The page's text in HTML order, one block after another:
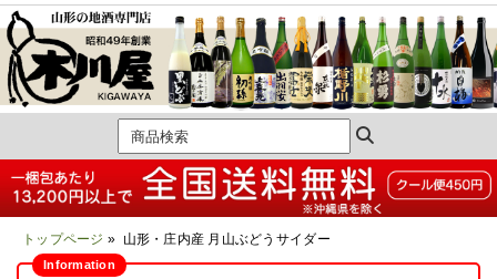
トップページ » 山形・庄内産 月山ぶどうサイダー